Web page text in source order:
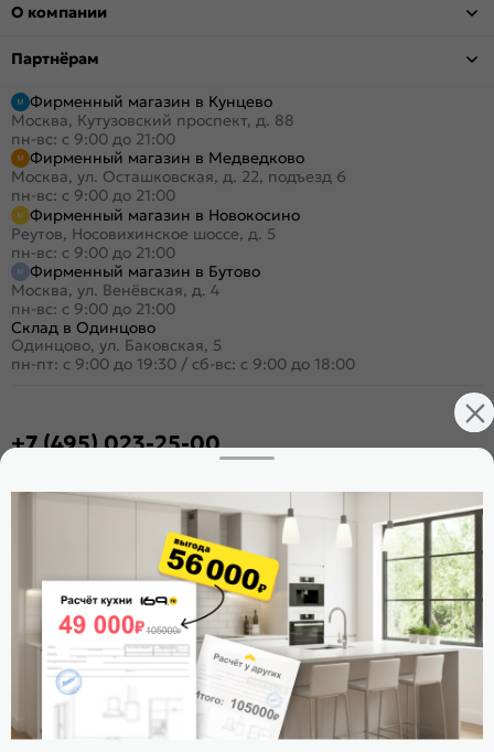
О компании
Партнёрам
Фирменный магазин в Кунцево
Москва, Кутузовский проспект, д. 88
пн-вс: с 9:00 до 21:00
Фирменный магазин в Медведково
Москва, ул. Осташковская, д. 22, подъезд 6
пн-вс: с 9:00 до 21:00
Фирменный магазин в Новокосино
Реутов, Носовихинское шоссе, д. 5
пн-вс: с 9:00 до 21:00
Фирменный магазин в Бутово
Москва, ул. Венёвская, д. 4
пн-вс: с 9:00 до 21:00
Склад в Одинцово
Одинцово, ул. Баковская, 5
пн-пт: с 9:00 до 19:30 / сб-вс: с 9:00 до 18:00
+7 (495) 023-25-00
Стать дилером
Расскажите о нас
Поделиться
Оцените магазин
ИКС 1180
© 2015—2026 Интернет-магазин мебели Mebel169.ru